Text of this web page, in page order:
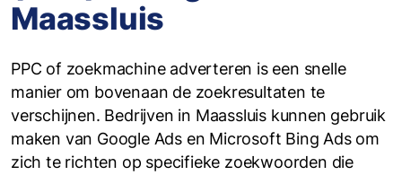
Maassluis
PPC of zoekmachine adverteren is een snelle
manier om bovenaan de zoekresultaten te
verschijnen. Bedrijven in Maassluis kunnen gebruik
maken van Google Ads en Microsoft Bing Ads om
zich te richten op specifieke zoekwoorden die